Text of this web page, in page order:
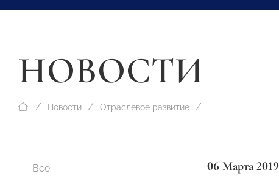
НОВОСТИ
Новости Отраслевое развитие
Все
06 Марта 2019